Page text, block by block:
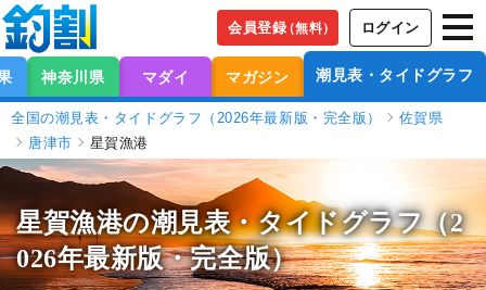
会員登録（無料） ログイン
神奈川県 マダイ マガジン 潮見表・タイドグラフ
全国の潮見表・タイドグラフ（2026年最新版・完全版）
佐賀県
唐津市
星賀漁港
星賀漁港の潮見表・タイドグラフ（2
026年最新版・完全版）